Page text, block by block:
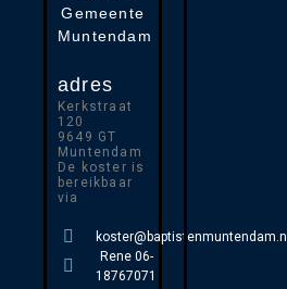
Gemeente
Muntendam
adres
Kerkstraat
120
9649 GT
Muntendam
De koster is
bereikbaar
via
koster@baptistenmuntendam.nl
Rene 06-
18767071